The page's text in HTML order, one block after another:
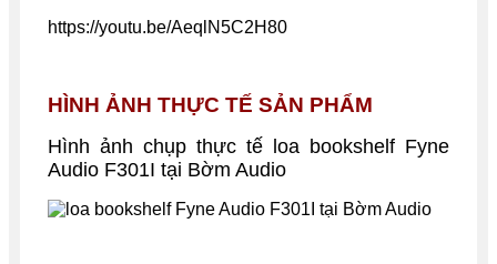
https://youtu.be/AeqlN5C2H80
HÌNH ẢNH THỰC TẾ SẢN PHẨM
Hình ảnh chụp thực tế loa bookshelf Fyne
Audio F301I tại Bờm Audio